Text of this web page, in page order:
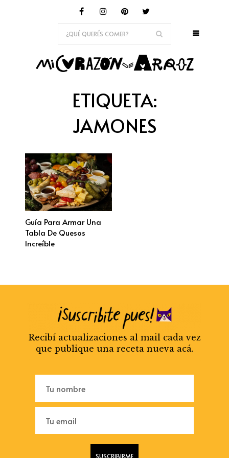
ETIQUETA:
JAMONES
Guía Para Armar Una
Tabla De Quesos
Increíble
Recibí actualizaciones al mail cada vez
que publique una receta nueva acá.